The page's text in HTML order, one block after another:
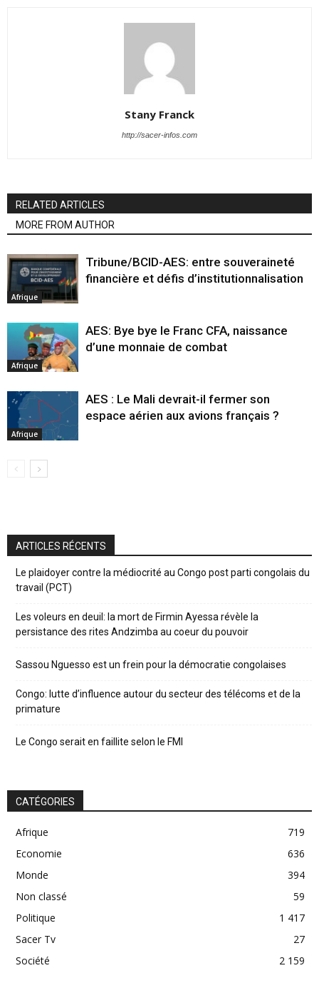
Stany Franck
http://sacer-infos.com
RELATED ARTICLES
MORE FROM AUTHOR
Afrique
Tribune/BCID-AES: entre souveraineté
financière et défis d’institutionnalisation
Afrique
AES: Bye bye le Franc CFA, naissance
d’une monnaie de combat
Afrique
AES : Le Mali devrait-il fermer son
espace aérien aux avions français ?
ARTICLES RÉCENTS
Le plaidoyer contre la médiocrité au Congo post parti congolais du
travail (PCT)
Les voleurs en deuil: la mort de Firmin Ayessa révèle la
persistance des rites Andzimba au coeur du pouvoir
Sassou Nguesso est un frein pour la démocratie congolaises
Congo: lutte d’influence autour du secteur des télécoms et de la
primature
Le Congo serait en faillite selon le FMI
CATÉGORIES
Afrique
719
Economie
636
Monde
394
Non classé
59
Politique
1 417
Sacer Tv
27
Société
2 159